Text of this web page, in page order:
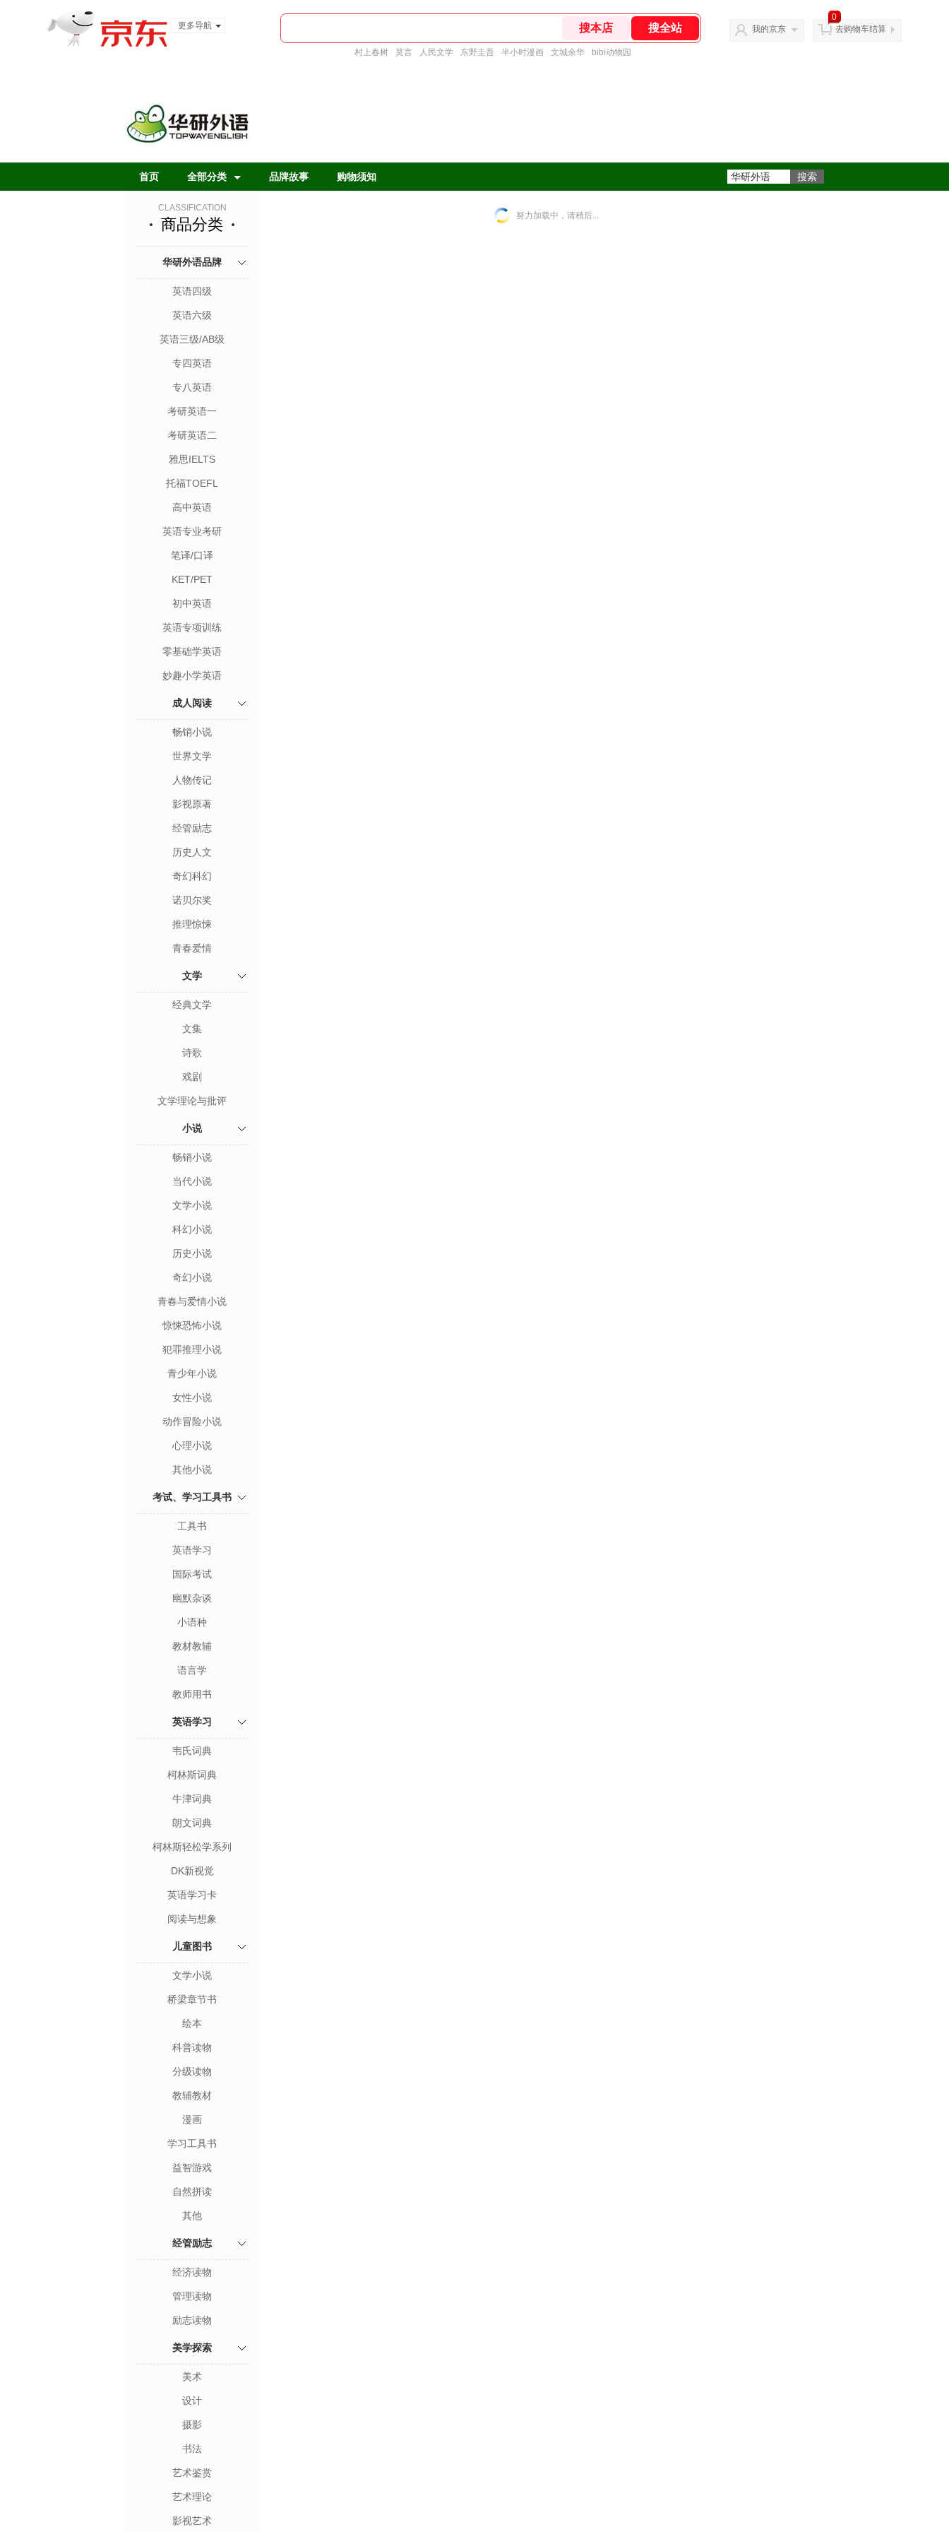
更多导航
村上春树 莫言 人民文学 东野圭吾 半小时漫画 文城余华 bibi动物园
我的京东
0
去购物车结算
首页 全部分类 品牌故事 购物须知
CLASSIFICATION
商品分类
华研外语品牌
英语四级
英语六级
英语三级/AB级
专四英语
专八英语
考研英语一
考研英语二
雅思IELTS
托福TOEFL
高中英语
英语专业考研
笔译/口译
KET/PET
初中英语
英语专项训练
零基础学英语
妙趣小学英语
成人阅读
畅销小说
世界文学
人物传记
影视原著
经管励志
历史人文
奇幻科幻
诺贝尔奖
推理惊悚
青春爱情
文学
经典文学
文集
诗歌
戏剧
文学理论与批评
小说
畅销小说
当代小说
文学小说
科幻小说
历史小说
奇幻小说
青春与爱情小说
惊悚恐怖小说
犯罪推理小说
青少年小说
女性小说
动作冒险小说
心理小说
其他小说
考试、学习工具书
工具书
英语学习
国际考试
幽默杂谈
小语种
教材教辅
语言学
教师用书
英语学习
韦氏词典
柯林斯词典
牛津词典
朗文词典
柯林斯轻松学系列
DK新视觉
英语学习卡
阅读与想象
儿童图书
文学小说
桥梁章节书
绘本
科普读物
分级读物
教辅教材
漫画
学习工具书
益智游戏
自然拼读
其他
经管励志
经济读物
管理读物
励志读物
美学探索
美术
设计
摄影
书法
艺术鉴赏
艺术理论
影视艺术
努力加载中，请稍后...